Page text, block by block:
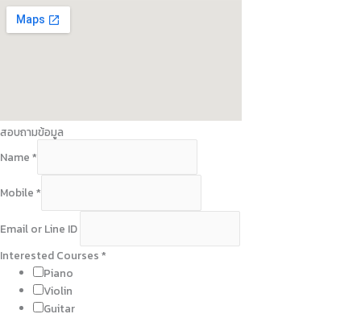
สอบถามข้อมูล
Name *
Mobile *
m
a
Email or Line ID
Interested Courses *
Piano
Violin
Guitar